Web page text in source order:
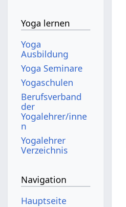
Yoga lernen
Yoga
Ausbildung
Yoga Seminare
Yogaschulen
Berufsverband
der
Yogalehrer/inne
n
Yogalehrer
Verzeichnis
Navigation
Hauptseite